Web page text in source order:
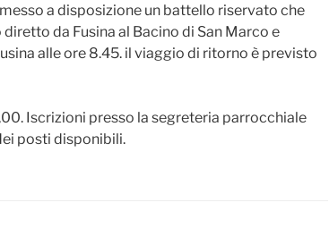
a disposizione un battello riservato che
da Fusina al Bacino di San Marco e
alle ore 8.45. il viaggio di ritorno è previsto
Iscrizioni presso la segreteria parrocchiale
posti disponibili.